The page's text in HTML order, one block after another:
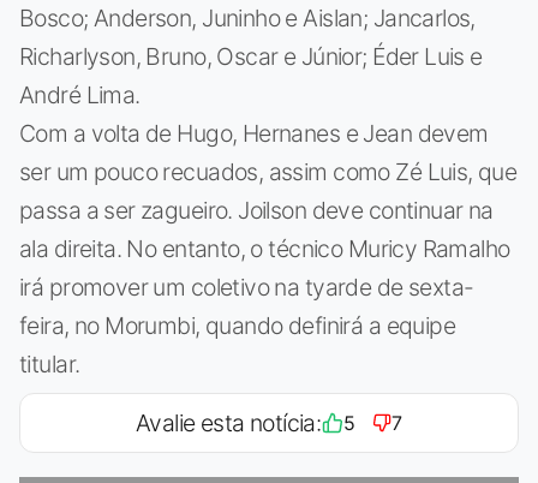
Bosco; Anderson, Juninho e Aislan; Jancarlos,
Richarlyson, Bruno, Oscar e Júnior; Éder Luis e
André Lima.
Com a volta de Hugo, Hernanes e Jean devem
ser um pouco recuados, assim como Zé Luis, que
passa a ser zagueiro. Joilson deve continuar na
ala direita. No entanto, o técnico Muricy Ramalho
irá promover um coletivo na tyarde de sexta-
feira, no Morumbi, quando definirá a equipe
titular.
Avalie esta notícia: 5 7